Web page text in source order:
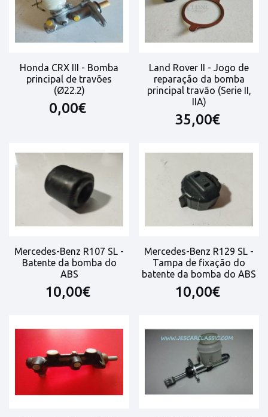
Honda CRX III - Bomba
principal de travões
(Ø22.2)
0,00€
Land Rover II - Jogo de
reparação da bomba
principal travão (Serie II,
IIA)
35,00€
Mercedes-Benz R107 SL -
Batente da bomba do
ABS
10,00€
Mercedes-Benz R129 SL -
Tampa de fixação do
batente da bomba do ABS
10,00€